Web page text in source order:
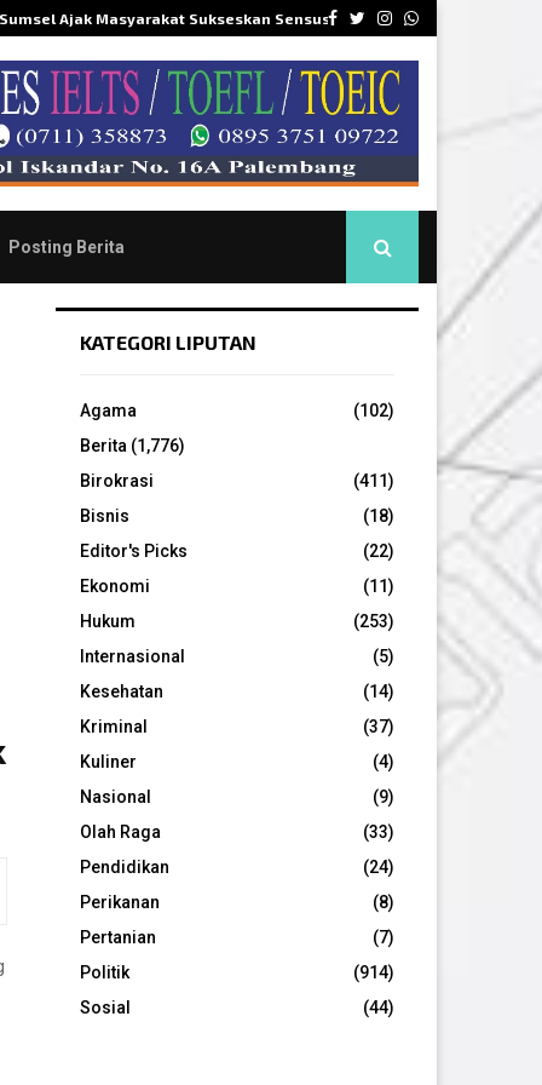
Facebook
Twitter
Instagram
Whatsapp
Sumsel Ajak Masyarakat Sukseskan Sensus…
Posting Berita
KATEGORI LIPUTAN
Agama
(102)
Berita (1,776)
Birokrasi
(411)
Bisnis
(18)
Editor's Picks
(22)
Ekonomi
(11)
Hukum
(253)
Internasional
(5)
Kesehatan
(14)
Kriminal
(37)
Kuliner
(4)
Nasional
(9)
Olah Raga
(33)
Pendidikan
(24)
Perikanan
(8)
Pertanian
(7)
Politik
(914)
Sosial
(44)